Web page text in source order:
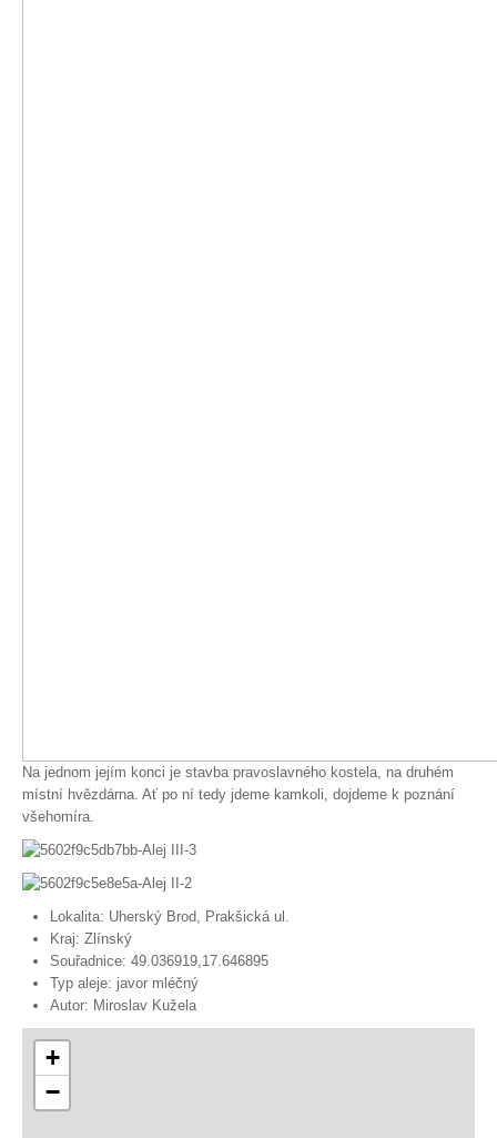
Na jednom jejím konci je stavba pravoslavného kostela, na druhém
místní hvězdárna. Ať po ní tedy jdeme kamkoli, dojdeme k poznání
všehomíra.
Lokalita: Uherský Brod, Prakšická ul.
Kraj: Zlínský
Souřadnice: 49.036919,17.646895
Typ aleje: javor mléčný
Autor: Miroslav Kužela
+
−